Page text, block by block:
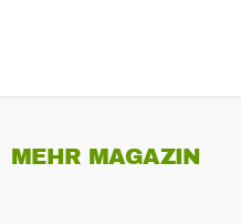
MEHR MAGAZIN